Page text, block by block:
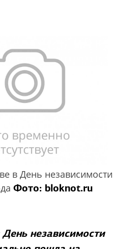
в День независимости
Фото: bloknot.ru
День независимости